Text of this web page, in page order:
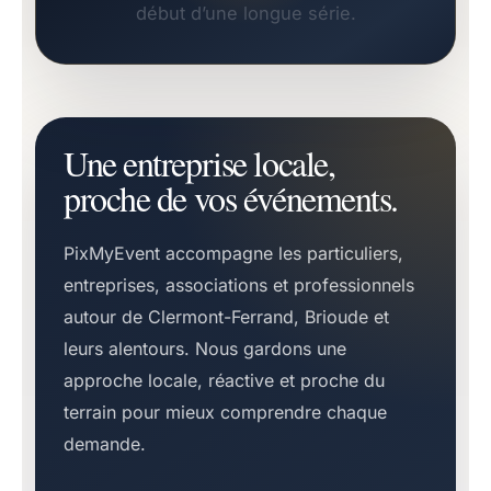
début d’une longue série.
Une entreprise locale,
proche de vos événements.
PixMyEvent accompagne les particuliers,
entreprises, associations et professionnels
autour de Clermont-Ferrand, Brioude et
leurs alentours. Nous gardons une
approche locale, réactive et proche du
terrain pour mieux comprendre chaque
demande.